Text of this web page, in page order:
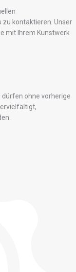
kontaktieren. Unser
mit Ihrem Kunstwerk
ohne vorherige